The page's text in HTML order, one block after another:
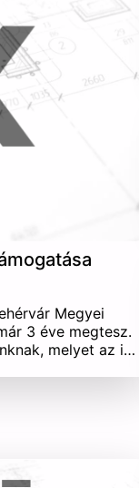
Megyei
3 éve megtesz.
melyet az i…